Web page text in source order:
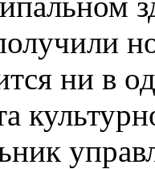
ни в